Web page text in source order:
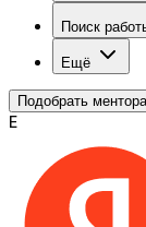
Поиск
Ещё
Подобрать ментора
Е